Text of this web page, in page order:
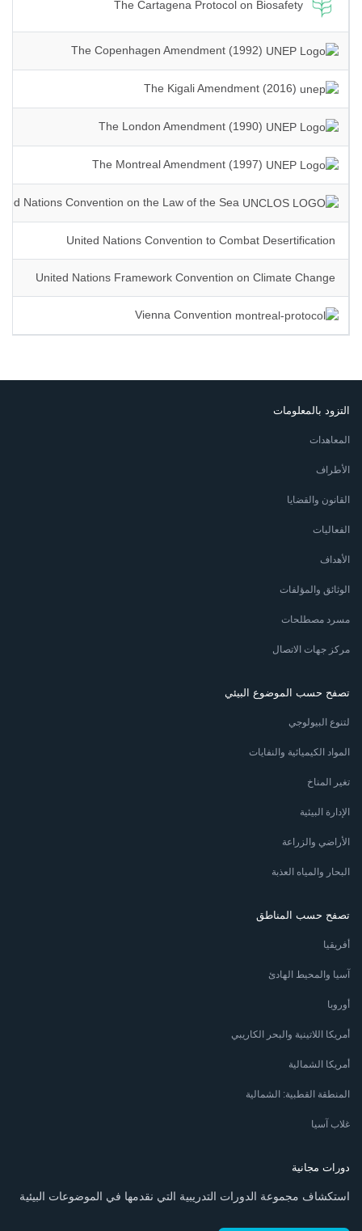
التزود بالمعلومات
المعاهدات
الأطراف
القانون والقضايا
الفعاليات
الأهداف
الوثائق والمؤلفات
مسرد مصطلحات
مركز جهات الاتصال
تصفح حسب الموضوع البيئي
لتنوع البيولوجي
المواد الكيميائية والنفايات
تغير المناخ
الإدارة البيئية
الأراضي والزراعة
البحار والمياه العذبة
تصفح حسب المناطق
أفريقيا
آسيا والمحيط الهادئ
أوروبا
أمريكا اللاتينية والبحر الكاريبي
أمريكا الشمالية
المنطقة القطبية: الشمالية
غلاب آسيا
دورات مجانية
استكشاف مجموعة الدورات التدريبية التي نقدمها في الموضوعات البيئية